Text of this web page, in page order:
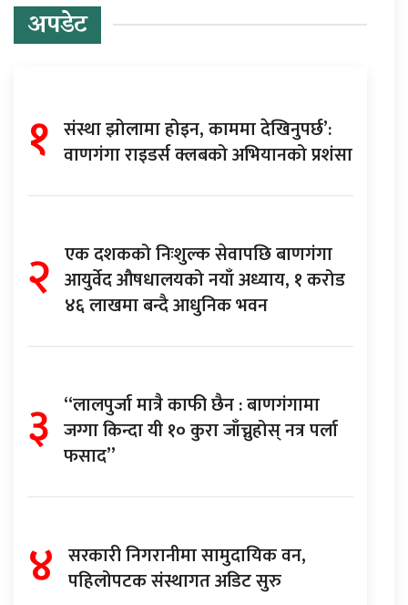
अपडेट
१ संस्था झोलामा होइन, काममा देखिनुपर्छ’:
वाणगंगा राइडर्स क्लबको अभियानको प्रशंसा
२ एक दशकको निःशुल्क सेवापछि बाणगंगा
आयुर्वेद औषधालयको नयाँ अध्याय, १ करोड
४६ लाखमा बन्दै आधुनिक भवन
३ “लालपुर्जा मात्रै काफी छैन : बाणगंगामा
जग्गा किन्दा यी १० कुरा जाँच्नुहोस् नत्र पर्ला
फसाद”
४ सरकारी निगरानीमा सामुदायिक वन,
पहिलोपटक संस्थागत अडिट सुरु